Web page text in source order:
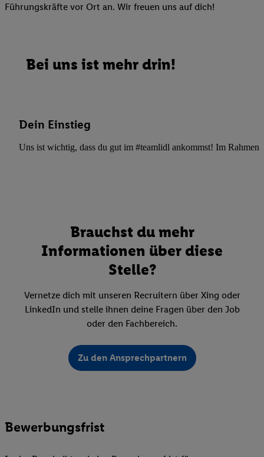
Führungskräfte vor Ort an. Wir freuen uns auf dich!
Bei uns ist mehr drin!
Dein Einstieg
Uns ist wichtig, dass du gut im #teamlidl ankommst! Im Rahmen
Brauchst du mehr
Informationen über diese
Stelle?
Vernetze dich mit unseren Recruitern über Xing oder
LinkedIn und stelle ihnen deine Fragen über den Job
oder den Fachbereich.
Zu den Ansprechpartnern
Bewerbungsfrist